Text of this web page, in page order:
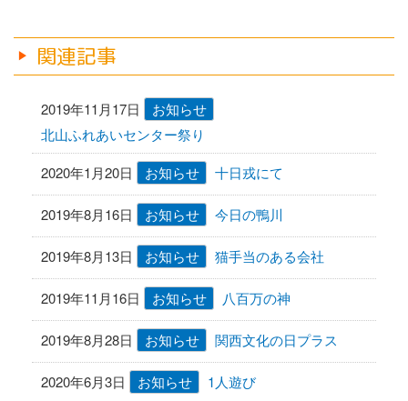
o
k
ゲ
ー
関連記事
2019年11月17日
お知らせ
北山ふれあいセンター祭り
2020年1月20日
お知らせ 十日戎にて
2019年8月16日 お知らせ 今日の鴨川
2019年8月13日 お知らせ 猫手当のある会社
2019年11月16日 お知らせ 八百万の神
2019年8月28日 お知らせ 関西文化の日プラス
2020年6月3日 お知らせ 1人遊び